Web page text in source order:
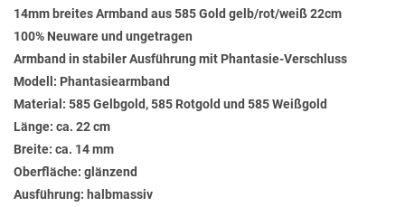
14mm breites Armband aus 585 Gold gelb/rot/weiß 22cm
100% Neuware und ungetragen
Armband in stabiler Ausführung mit Phantasie-Verschluss
Modell: Phantasiearmband
Material: 585 Gelbgold, 585 Rotgold und 585 Weißgold
Länge: ca. 22 cm
Breite: ca. 14 mm
Oberfläche: glänzend
Ausführung: halbmassiv